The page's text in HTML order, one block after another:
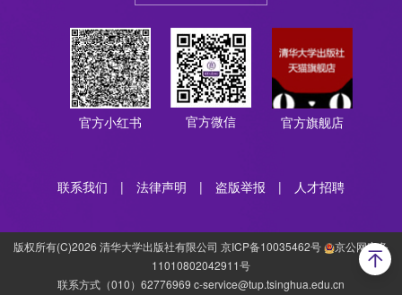
官方小红书 官方微信 官方旗舰店
联系我们 | 法律声明 | 盗版举报 | 人才招聘
版权所有(C)2026 清华大学出版社有限公司 京ICP备10035462号
京公网安备
11010802042911号
联系方式（010）62776969 c-service@tup.tsinghua.edu.cn